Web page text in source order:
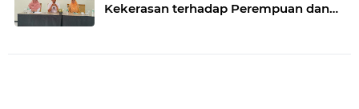
Kekerasan terhadap Perempuan dan